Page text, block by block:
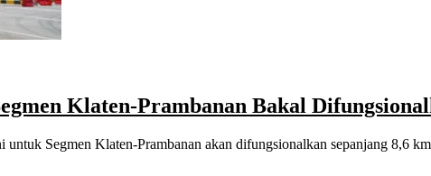
Klaten-Prambanan Bakal
Segmen Klaten-Prambanan akan difungsionalkan sepanjang 8,6